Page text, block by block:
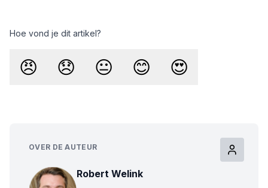
Hoe vond je dit artikel?
😠 😞 😐 😊 😍
OVER DE AUTEUR
Robert Welink